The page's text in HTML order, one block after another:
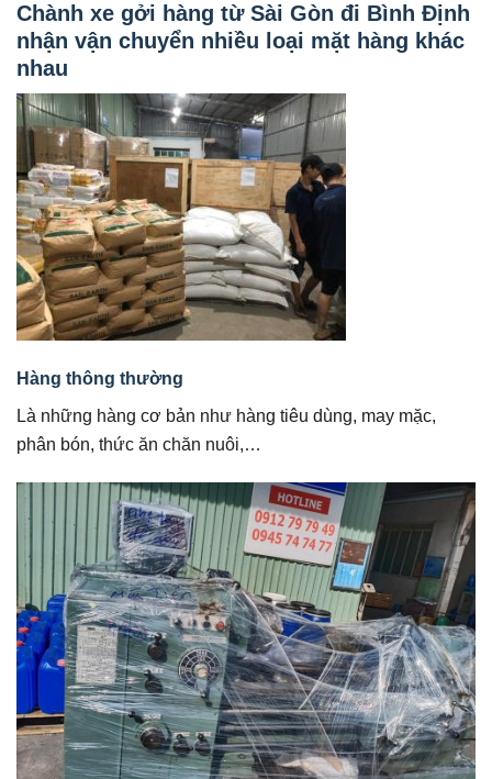
Chành xe gởi hàng từ Sài Gòn đi Bình Định
nhận vận chuyển nhiều loại mặt hàng khác
nhau
Hàng thông thường
Là những hàng cơ bản như hàng tiêu dùng, may mặc,
phân bón, thức ăn chăn nuôi,…